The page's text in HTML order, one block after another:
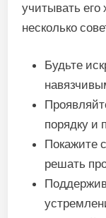
учитывать его
несколько
Будьте
порядку и
Покажите
решать